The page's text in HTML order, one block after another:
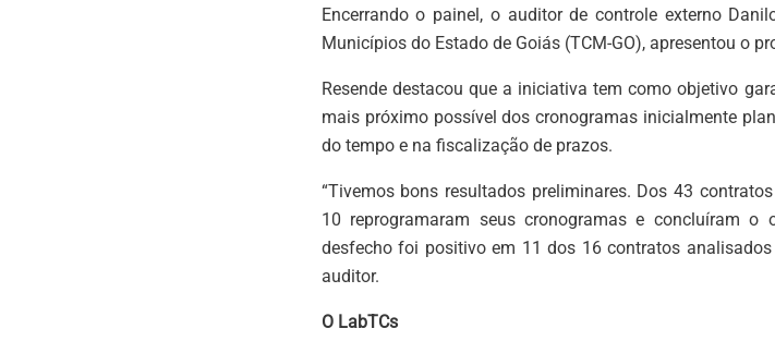
Encerrando o painel, o auditor de controle externo
Municípios do Estado de Goiás (TCM-GO), apresentou o
Resende destacou que a iniciativa tem como objetivo
mais próximo possível dos cronogramas inicialmente
do tempo e na fiscalização de prazos.
“Tivemos bons resultados preliminares. Dos 43
10 reprogramaram seus cronogramas e concluíram o
desfecho foi positivo em 11 dos 16 contratos
auditor.
O LabTCs